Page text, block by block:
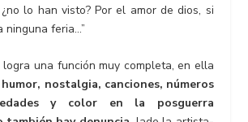
lo han visto? Por el amor de dios, si
ninguna feria…”
logra una función muy completa, en ella
nostalgia, canciones, números
y color en la posguerra